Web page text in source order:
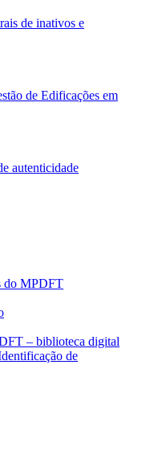
de inativos e
de Edificações em
autenticidade
do MPDFT
– biblioteca digital
de